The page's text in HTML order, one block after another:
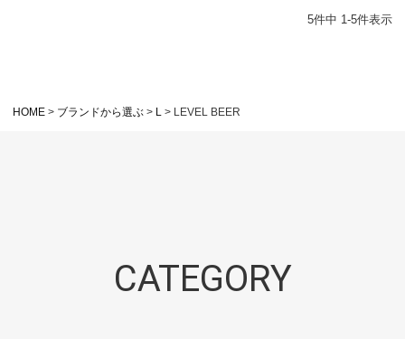
5件中 1-5件表示
HOME ブランドから選ぶ L LEVEL BEER
CATEGORY